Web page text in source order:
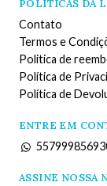
POLITICAS DA
Contato
Termos e
Politica de
Política de
Política de
ENTRE EM
ASSINE NOSSA